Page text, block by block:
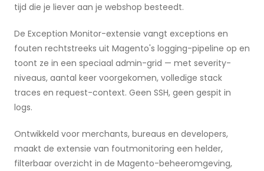
tijd die je liever aan je webshop besteedt.
De Exception Monitor-extensie vangt exceptions en
fouten rechtstreeks uit Magento's logging-pipeline op en
toont ze in een speciaal admin-grid — met severity-
niveaus, aantal keer voorgekomen, volledige stack
traces en request-context. Geen SSH, geen gespit in
logs.
Ontwikkeld voor merchants, bureaus en developers,
maakt de extensie van foutmonitoring een helder,
filterbaar overzicht in de Magento-beheeromgeving,